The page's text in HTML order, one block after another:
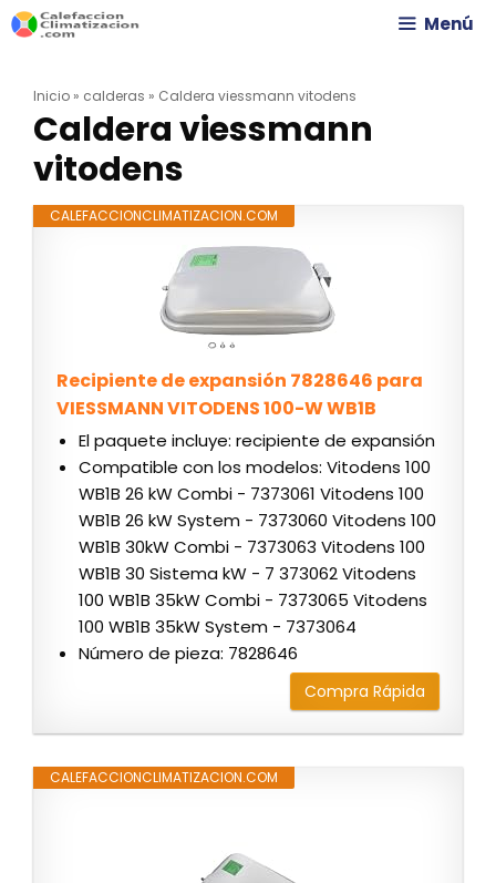
Saltar
contenido
Menú
Inicio » calderas » Caldera viessmann vitodens
Caldera viessmann
vitodens
CALEFACCIONCLIMATIZACION.COM
Recipiente de expansión 7828646 para
VIESSMANN VITODENS 100-W WB1B
El paquete incluye: recipiente de expansión
Compatible con los modelos: Vitodens 100
WB1B 26 kW Combi - 7373061 Vitodens 100
WB1B 26 kW System - 7373060 Vitodens 100
WB1B 30kW Combi - 7373063 Vitodens 100
WB1B 30 Sistema kW - 7 373062 Vitodens
100 WB1B 35kW Combi - 7373065 Vitodens
100 WB1B 35kW System - 7373064
Número de pieza: 7828646
Compra Rápida
CALEFACCIONCLIMATIZACION.COM